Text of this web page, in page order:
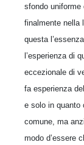
sfondo uniforme
finalmente nella
questa
l’esperienza di
eccezionale di
fa esperienza
e solo in quanto
comune, ma
modo d’essere